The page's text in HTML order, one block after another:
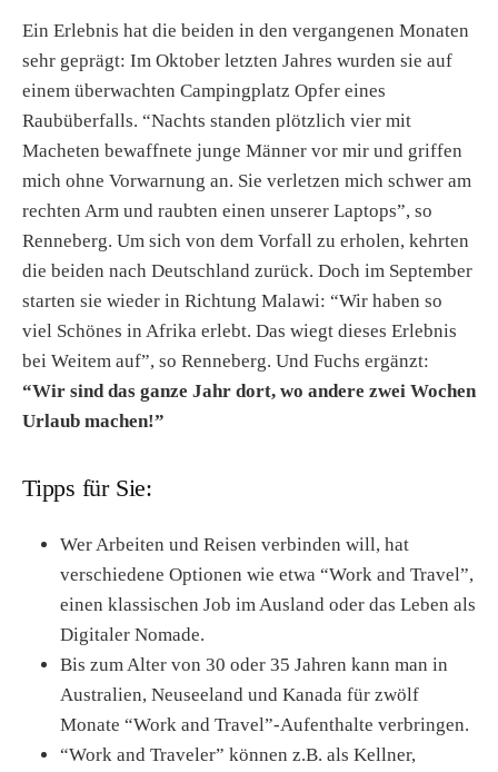
Ein Erlebnis hat die beiden in den vergangenen Monaten
sehr geprägt: Im Oktober letzten Jahres wurden sie auf
einem überwachten Campingplatz Opfer eines
Raubüberfalls. “Nachts standen plötzlich vier mit
Macheten bewaffnete junge Männer vor mir und griffen
mich ohne Vorwarnung an. Sie verletzen mich schwer am
rechten Arm und raubten einen unserer Laptops”, so
Renneberg. Um sich von dem Vorfall zu erholen, kehrten
die beiden nach Deutschland zurück. Doch im September
starten sie wieder in Richtung Malawi: “Wir haben so
viel Schönes in Afrika erlebt. Das wiegt dieses Erlebnis
bei Weitem auf”, so Renneberg. Und Fuchs ergänzt:
“Wir sind das ganze Jahr dort, wo andere zwei Wochen
Urlaub machen!”
Tipps für Sie:
Wer Arbeiten und Reisen verbinden will, hat
verschiedene Optionen wie etwa “Work and Travel”,
einen klassischen Job im Ausland oder das Leben als
Digitaler Nomade.
Bis zum Alter von 30 oder 35 Jahren kann man in
Australien, Neuseeland und Kanada für zwölf
Monate “Work and Travel”-Aufenthalte verbringen.
“Work and Traveler” können z.B. als Kellner,